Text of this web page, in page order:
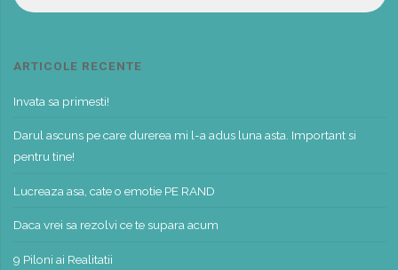
ARTICOLE RECENTE
Invata sa primesti!
Darul ascuns pe care durerea mi l-a adus luna asta. Important si
pentru tine!
Lucreaza asa, cate o emotie PE RAND
Daca vrei sa rezolvi ce te supara acum
9 Piloni ai Realitatii